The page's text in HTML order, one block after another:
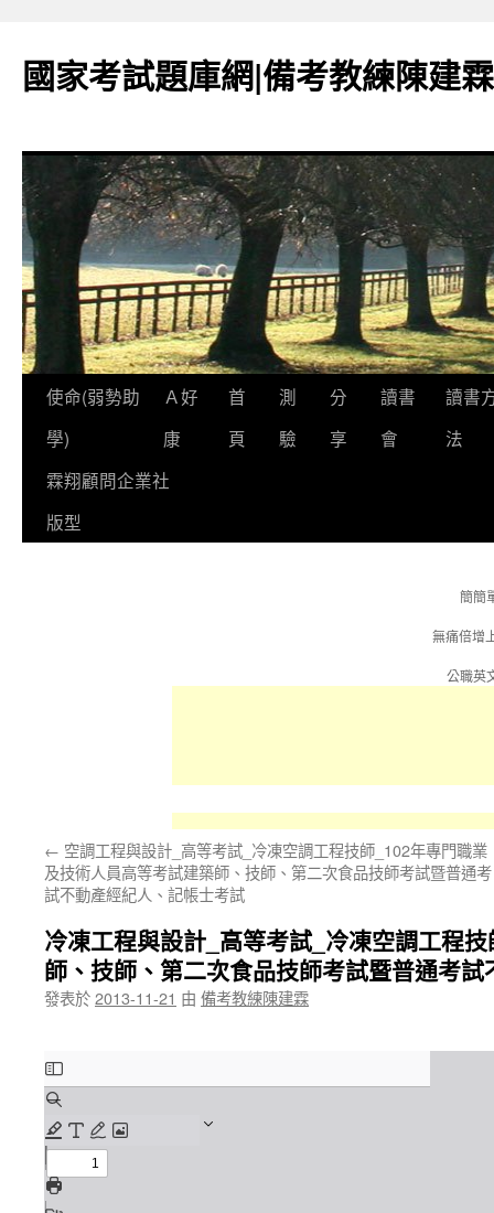
國家考試題庫網|備考教練陳建霖
跳使命(弱勢助
學)
Ａ好
康
首
頁
測
驗
分
享
讀書
會
讀書
法
霖翔顧問企業社
版型
簡簡
無痛倍增
公職英
← 空調工程與設計_高等考試_冷凍空調工程技師_102年專門職業
及技術人員高等考試建築師、技師、第二次食品技師考試暨普通考
試不動產經紀人、記帳士考試
冷凍工程與設計_高等考試_冷凍空調工程
師、技師、第二次食品技師考試暨普通考
發表於2013-11-21 由 備考教練陳建霖